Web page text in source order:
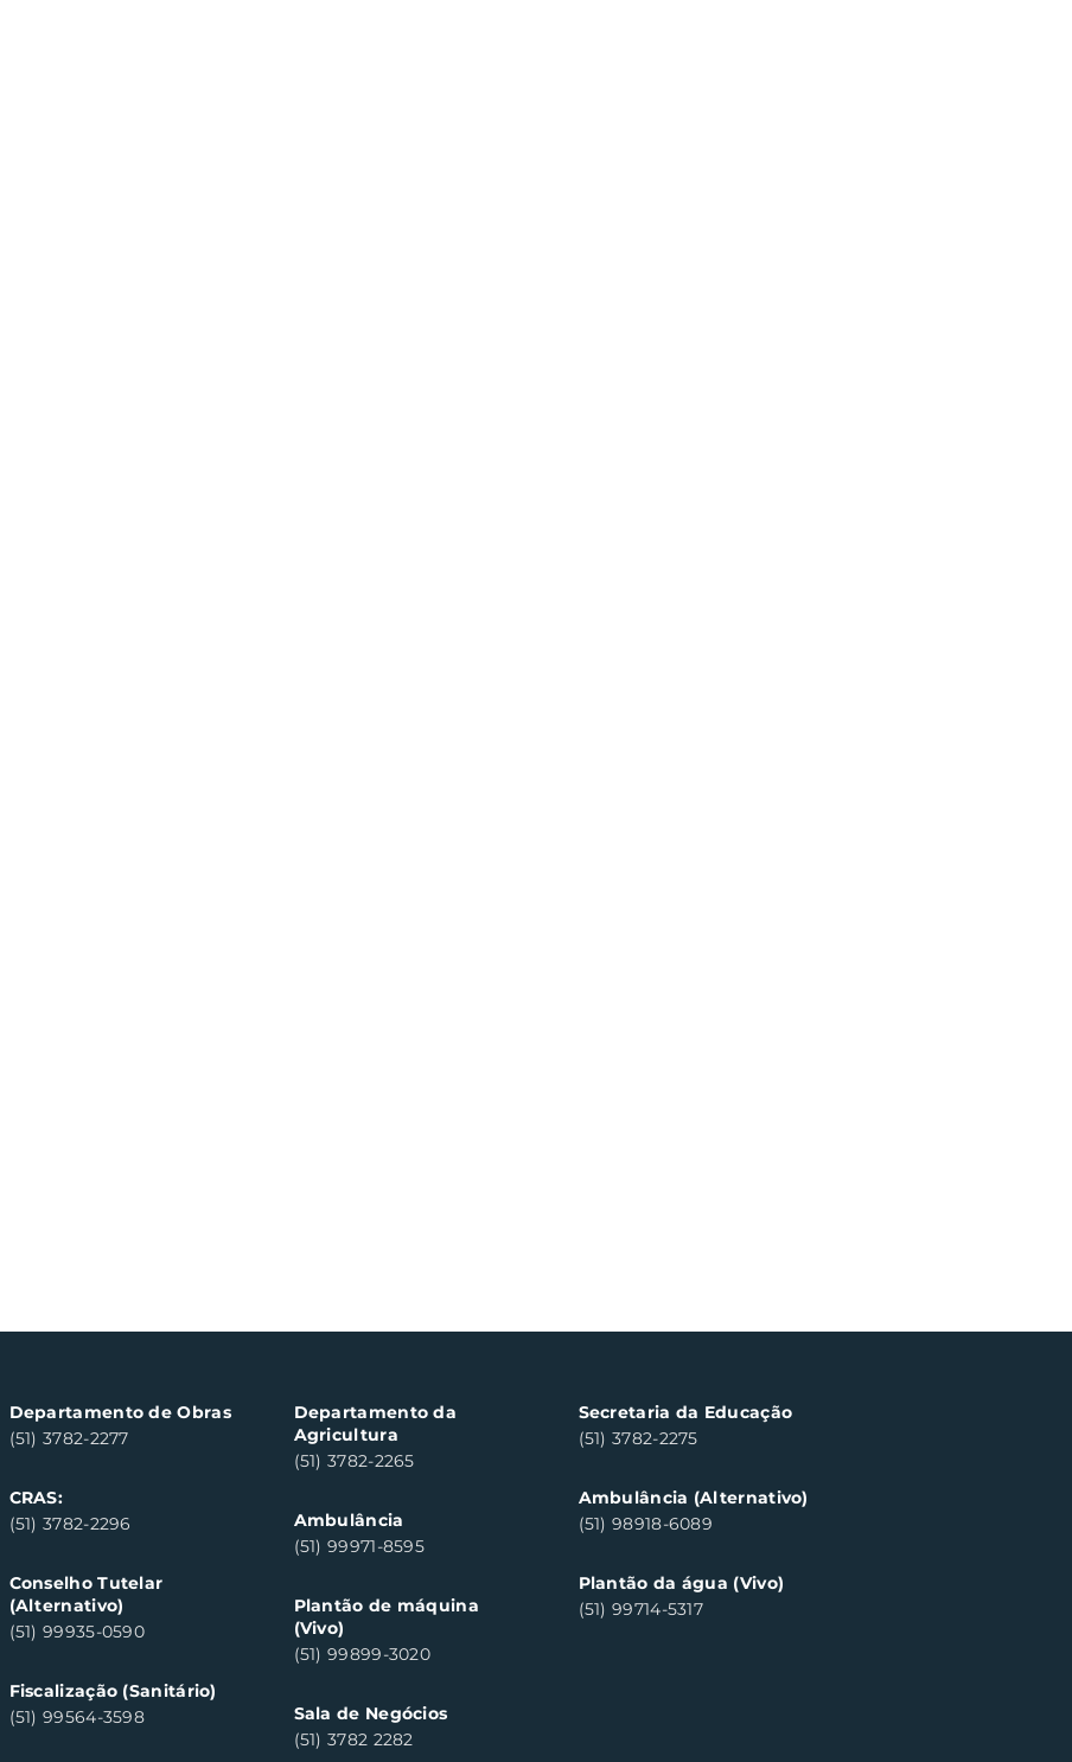
Departamento de Obras
(51) 3782-2277
CRAS:
(51) 3782-2296
Conselho Tutelar
(Alternativo)
(51) 99935-0590
Fiscalização (Sanitário)
(51) 99564-3598
Departamento da
Agricultura
(51) 3782-2265
Ambulância
(51) 99971-8595
Plantão de máquina
(Vivo)
(51) 99899-3020
Sala de Negócios
(51) 3782 2282
Secretaria da Educação
(51) 3782-2275
Ambulância (Alternativo)
(51) 98918-6089
Plantão da água (Vivo)
(51) 99714-5317